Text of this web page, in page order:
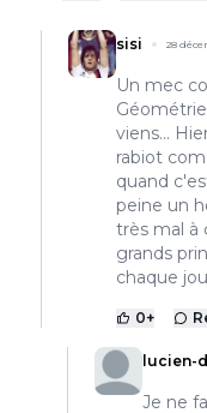
sisi 28
Un mec
viens...
rabiot
quand
peine un
très mal à
grands
chaque
0+
lucien-
Je ne